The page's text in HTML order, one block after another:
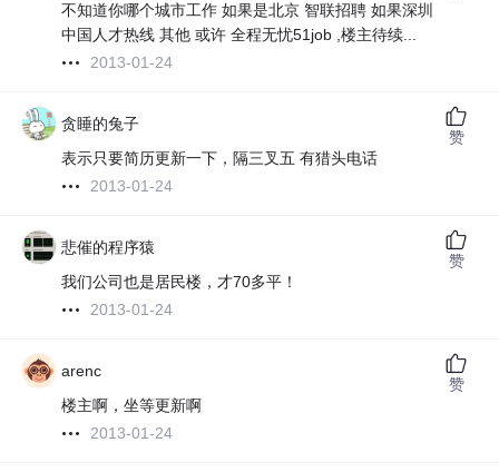
不知道你哪个城市工作 如果是北京 智联招聘 如果深圳
中国人才热线 其他 或许 全程无忧51job ,楼主待续...
2013-01-24
贪睡的兔子
表示只要简历更新一下，隔三叉五 有猎头电话
2013-01-24
赞
悲催的程序猿
我们公司也是居民楼，才70多平！
2013-01-24
赞
arenc
楼主啊，坐等更新啊
2013-01-24
赞